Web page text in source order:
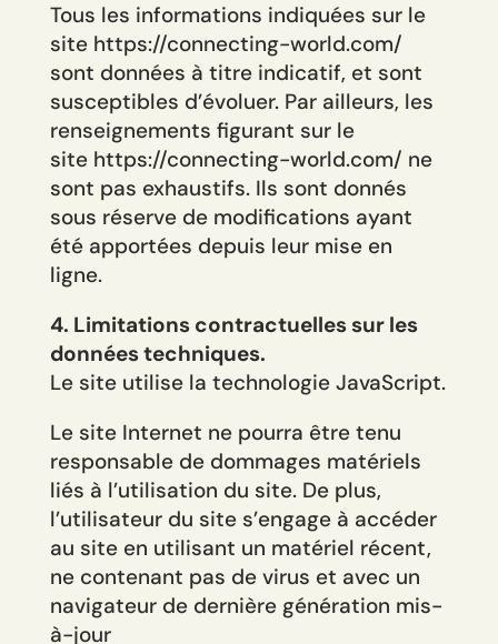
Tous les informations indiquées sur le
site https://connecting-world.com/
sont données à titre indicatif, et sont
susceptibles d’évoluer. Par ailleurs, les
renseignements figurant sur le
site https://connecting-world.com/ ne
sont pas exhaustifs. Ils sont donnés
sous réserve de modifications ayant
été apportées depuis leur mise en
ligne.
4. Limitations contractuelles sur les
données techniques.
Le site utilise la technologie JavaScript.
Le site Internet ne pourra être tenu
responsable de dommages matériels
liés à l’utilisation du site. De plus,
l’utilisateur du site s’engage à accéder
au site en utilisant un matériel récent,
ne contenant pas de virus et avec un
navigateur de dernière génération mis-
à-jour